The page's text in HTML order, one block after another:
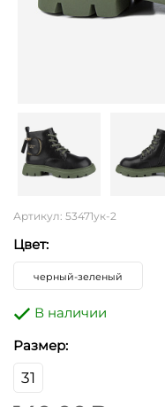
Артикул: 53471ук-2
Цвет:
черный-зеленый
В наличии
Размер:
31